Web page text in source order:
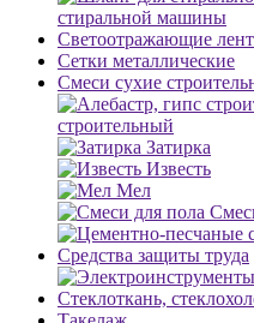
стиральной машины
Светоотражающие
Сетки металлические
Смеси сухие
строительный
Затирка
Известь
Мел
Средства защиты труда
Стеклоткань,